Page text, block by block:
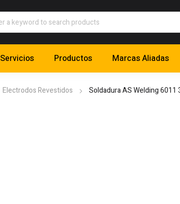
Servicios Productos Marcas Aliadas
Electrodos Revestidos Soldadura AS Welding 6011